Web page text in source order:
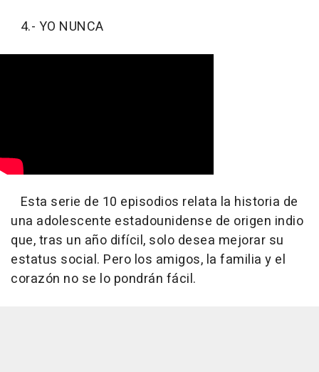
4.- YO NUNCA
Esta serie de 10 episodios relata la historia de
una adolescente estadounidense de origen indio
que, tras un año difícil, solo desea mejorar su
estatus social. Pero los amigos, la familia y el
corazón no se lo pondrán fácil.